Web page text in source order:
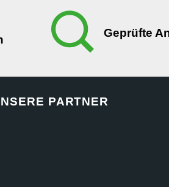
Geprüfte
PARTNER